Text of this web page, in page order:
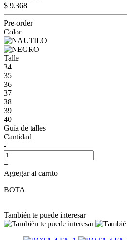
$ 9.368
Pre-order
Color
Talle
34
35
36
37
38
39
40
Guía de talles
Cantidad
-
+
Agregar al carrito
BOTA
También te puede interesar